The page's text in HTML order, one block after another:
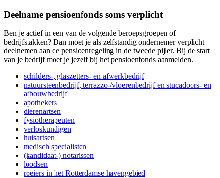
Deelname pensioenfonds soms verplicht
Ben je actief in een van de volgende beroepsgroepen of
bedrijfstakken? Dan moet je als zelfstandig ondernemer verplicht
deelnemen aan de pensioenregeling in de tweede pijler. Bij de start
van je bedrijf moet je jezelf bij het pensioenfonds aanmelden.
schilders-, glaszetters- en afwerkbedrijf
natuursteenbedrijf, terrazzo-/vloerenbedrijf en stucadoors- en
afbouwbedrijf
apothekers
dierenartsen
fysiotherapeuten
verloskundigen
huisartsen
medisch specialisten
(kandidaat-) notarissen
loodsen
roeiers in het Rotterdamse havengebied